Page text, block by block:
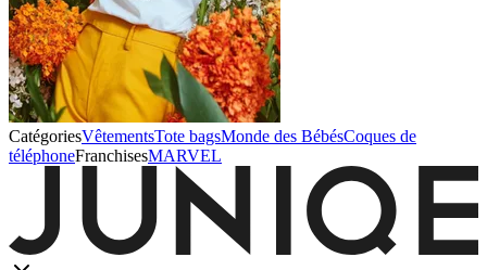
CatégoriesVêtementsTote bagsMonde des BébésCoques de
téléphoneFranchisesMARVEL